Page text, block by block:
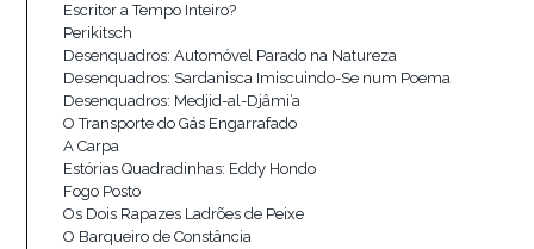
Escritor a Tempo Inteiro?
Perikitsch
Desenquadros: Automóvel Parado na Natureza
Desenquadros: Sardanisca Imiscuindo-Se num Poema
Desenquadros: Medjid-al-Djâmi’a
O Transporte do Gás Engarrafado
A Carpa
Estórias Quadradinhas: Eddy Hondo
Fogo Posto
Os Dois Rapazes Ladrões de Peixe
O Barqueiro de Constância